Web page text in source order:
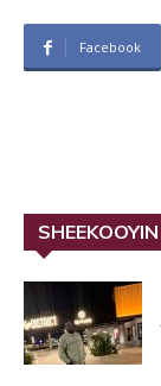
Facebook
SHEEKOOYIN